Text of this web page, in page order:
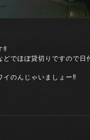
‼️
どでほぼ貸切りですので
イのんじゃいましょー‼️